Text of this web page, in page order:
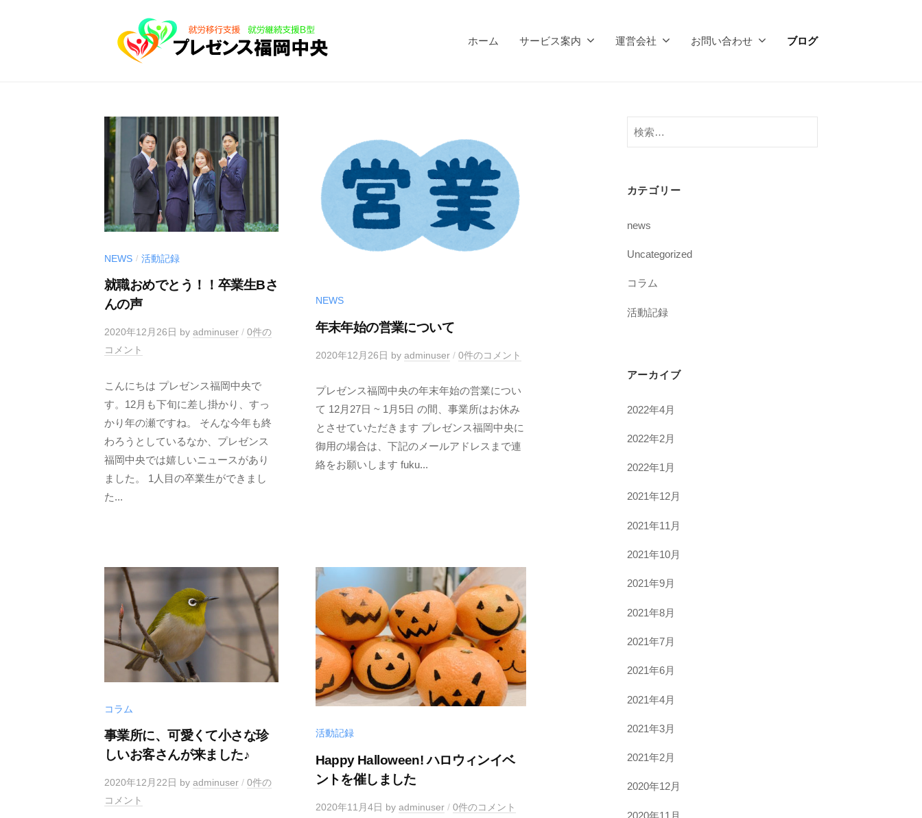
い
者
福
祉
サ
ビ
ス
事
業
所
プ
レ
ゼ
ン
ス
福
ホーム サービス案内 運営会社 お問い合わせ ブログ
NEWS / 活動記録
就職おめでとう！！卒業生Bさ
んの声
2020年12月26日 by adminuser / 0件の
コメント
こんにちは プレゼンス福岡中央で
す。12月も下旬に差し掛かり、すっ
かり年の瀬ですね。 そんな今年も終
わろうとしているなか、プレゼンス
福岡中央では嬉しいニュースがあり
ました。 1人目の卒業生ができまし
た...
NEWS
年末年始の営業について
2020年12月26日 by adminuser / 0件のコメント
プレゼンス福岡中央の年末年始の営業につい
て 12月27日 ~ 1月5日 の間、事業所はお休み
とさせていただきます プレゼンス福岡中央に
御用の場合は、下記のメールアドレスまで連
絡をお願いします fuku...
コラム
事業所に、可愛くて小さな珍
しいお客さんが来ました♪
2020年12月22日 by adminuser / 0件の
コメント
活動記録
Happy Halloween! ハロウィンイベ
ントを催しました
2020年11月4日 by adminuser / 0件のコメント
検
索:
カテゴリー
news
Uncategorized
コラム
活動記録
アーカイブ
2022年4月
2022年2月
2022年1月
2021年12月
2021年11月
2021年10月
2021年9月
2021年8月
2021年7月
2021年6月
2021年4月
2021年3月
2021年2月
2020年12月
2020年11月
サ
ー
ビ
ス
事
業
所
プ
ゼ
ン
ス
福
中
央